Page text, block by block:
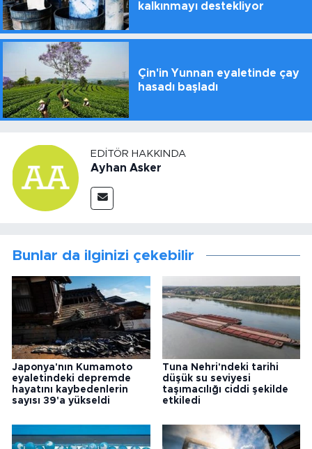
kalkınmayı destekliyor
Çin'in Yunnan eyaletinde çay
hasadı başladı
EDITÖR HAKKINDA
Ayhan Asker
Bunlar da ilginizi çekebilir
Japonya'nın Kumamoto
eyaletindeki depremde
hayatını kaybedenlerin
sayısı 39'a yükseldi
Tuna Nehri'ndeki tarihi
düşük su seviyesi
taşımacılığı ciddi şekilde
etkiledi